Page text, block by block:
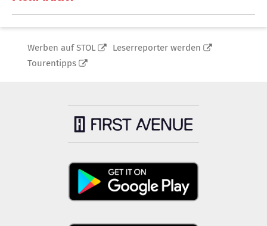
Werben auf STOL
Leserreporter werden
Tourentipps